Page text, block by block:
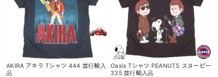
AKIRA アキラ Tシャツ 444 並行輸入
品
Oasis Tシャツ PEANUTS スヌーピー
335 並行輸入品